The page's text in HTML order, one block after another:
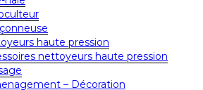
haute pression
nettoyeurs haute pression
– Décoration